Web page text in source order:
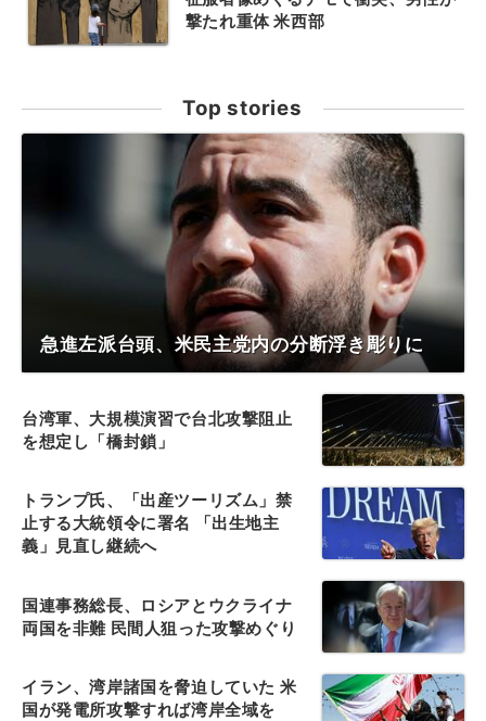
撃たれ重体 米西部
Top stories
急進左派台頭、米民主党内の分断浮き彫りに
台湾軍、大規模演習で台北攻撃阻止
を想定し「橋封鎖」
トランプ氏、「出産ツーリズム」禁
止する大統領令に署名 「出生地主
義」見直し継続へ
国連事務総長、ロシアとウクライナ
両国を非難 民間人狙った攻撃めぐり
イラン、湾岸諸国を脅迫していた 米
国が発電所攻撃すれば湾岸全域を